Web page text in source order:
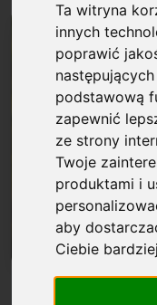
Ta witryna
innych
poprawić
podstawową
zapewnić
ze strony
Twoje
produktami i
aby
Ciebie